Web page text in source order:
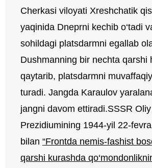
Cherkasi viloyati Xreshchatik
yaqinida Dneprni kechib o‘tadi
sohildagi platsdarmni egallab
Dushmanning bir nechta qarshi
qaytarib, platsdarmni
turadi. Jangda Karaulov
jangni davom ettiradi.SSSR
Prezidiumining 1944-yil 22-
bilan “Frontda nemis-fashist
qarshi kurashda